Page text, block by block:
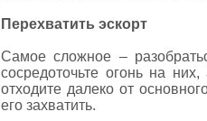
Перехватить эскорт
Самое сложное –
сосредоточьте огонь на
отходите далеко от
его захватить.